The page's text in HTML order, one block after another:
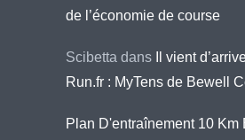
de l’économie de course
Scibetta dans
Il vient
Run.fr : MyTens de Bewell
Plan D'entraînement 10 Km